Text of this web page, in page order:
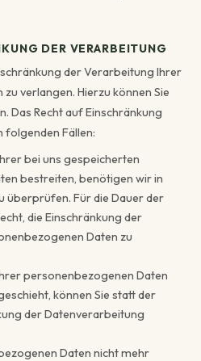
DER VERARBEITUNG
der Verarbeitung Ihrer
verlangen. Hierzu können Sie
Das Recht auf Einschränkung
Fällen:
bei uns gespeicherten
bestreiten, benötigen wir in
überprüfen. Für die Dauer der
die Einschränkung der
Daten zu
personenbezogenen Daten
können Sie statt der
der Datenverarbeitung
Daten nicht mehr